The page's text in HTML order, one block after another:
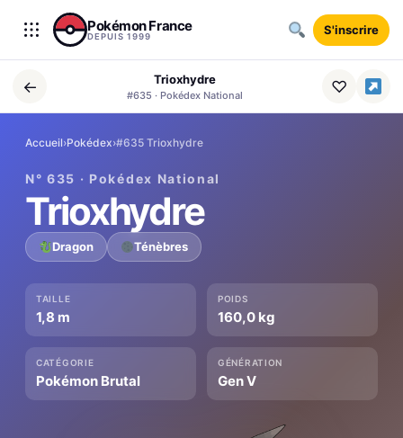
Aller au contenu
Pokémon France
DEPUIS 1999 S'inscrire
← Trioxhydre
#635 · Pokédex National ♡
Accueil›Pokédex›#635 Trioxhydre
N° 635 · Pokédex National
Trioxhydre
Dragon Ténèbres
TAILLE
1,8 m
POIDS
160,0 kg
CATÉGORIE
Pokémon Brutal
GÉNÉRATION
Gen V